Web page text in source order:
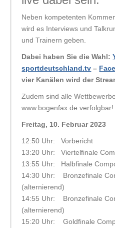
Neben kompetenten
wird es Interviews und
und Trainern geben.
Dabei haben Sie die Wahl:
sportdeutschland.tv –
vier Kanälen wird der
Zudem sind alle
www.bogenfax.de verfolgbar!
Freitag, 10. Februar 2023
12:50 Uhr: Vorbericht
13:20 Uhr: Viertelfinale
13:55 Uhr: Halbfinale
14:30 Uhr: Bronzefinale
(alternierend)
14:55 Uhr: Bronzefinale
(alternierend)
15:20 Uhr: Goldfinale